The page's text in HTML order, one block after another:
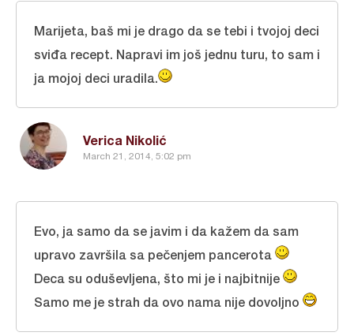
Verica Nikolić
March 21, 2014, 5:02 pm
Marijeta, baš mi je drago da se tebi i tvojoj deci
sviđa recept. Napravi im još jednu turu, to sam i
ja mojoj deci uradila.
Evo, ja samo da se javim i da kažem da sam
upravo završila sa pečenjem pancerota
Deca su oduševljena, što mi je i najbitnije
Samo me je strah da ovo nama nije dovoljno